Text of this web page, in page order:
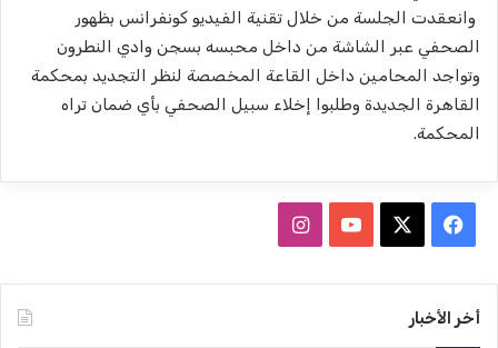
وانعقدت الجلسة من خلال تقنية الفيديو كونفرانس بظهور
الصحفي عبر الشاشة من داخل محبسه بسجن وادي النطرون
وتواجد المحامين داخل القاعة المخصصة لنظر التجديد بمحكمة
القاهرة الجديدة وطلبوا إخلاء سبيل الصحفي بأي ضمان تراه
المحكمة.
س
أخر الأخبار